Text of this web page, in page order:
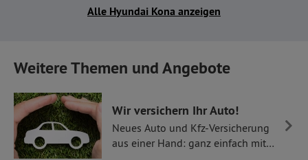
Alle Hyundai Kona anzeigen
Weitere Themen und Angebote
Wir versichern Ihr Auto!
Neues Auto und Kfz-Versicherung
aus einer Hand: ganz einfach mit